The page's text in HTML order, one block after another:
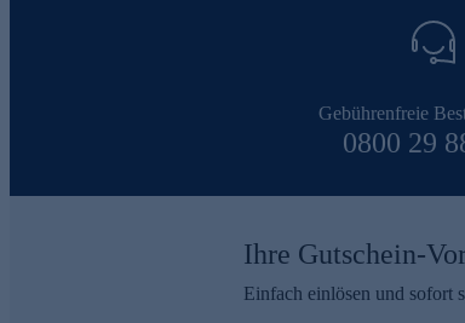
Gebührenfreie
0800 29
Ihre Gutschein-
Einfach einlösen und sofort